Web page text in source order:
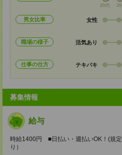
20代 30
男女比率 女性
職場の様子 活気あり
仕事の仕方 テキパキ
募集情報
給与
時給1400円 ■日払い・週払いOK！(規
り）